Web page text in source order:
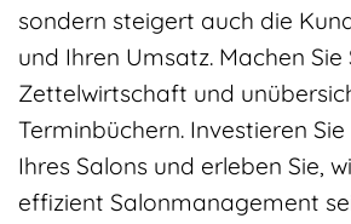
sondern steigert auch die
und Ihren Umsatz. Machen Sie
Zettelwirtschaft und
Terminbüchern. Investieren
Ihres Salons und erleben Sie,
effizient Salonmanagement